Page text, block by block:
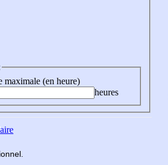
maximale (en heure)
heures